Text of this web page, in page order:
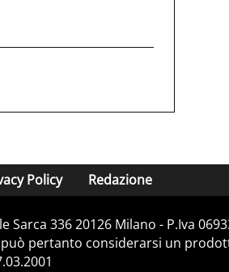
Policy Redazione
336 20126 Milano - P.Iva
pertanto considerarsi un